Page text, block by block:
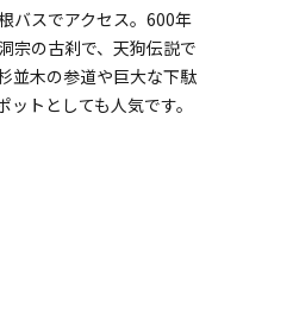
バスでアクセス。600年
宗の古刹で、天狗伝説で
並木の参道や巨大な下駄
トとしても人気です。